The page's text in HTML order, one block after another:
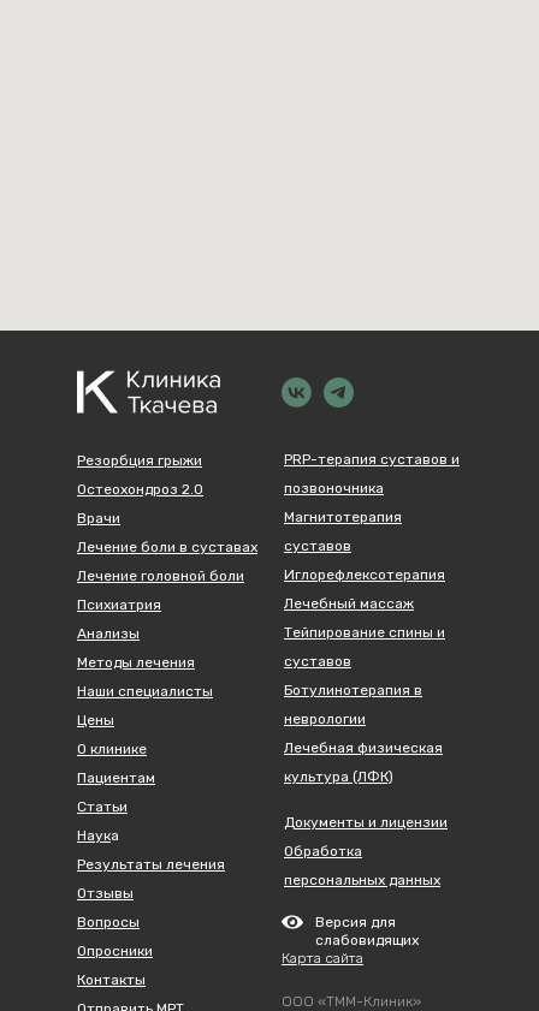
Резорбция грыжи
Остеохондроз 2.0
Врачи
Лечение боли в суставах
Лечение головной боли
Психиатрия
Анализы
Методы лечения
Наши специалисты
Цены
О клинике
Пациентам
Статьи
Наука
Результаты лечения
Отзывы
Вопросы
Опросники
Контакты
PRP-терапия суставов и
позвоночника
Магнитотерапия
суставов
Иглорефлексотерапия
Лечебный массаж
Тейпирование спины и
суставов
Ботулинотерапия в
неврологии
Лечебная физическая
культура (ЛФК)
Документы и лицензии
Обработка
персональных данных
Версия для
слабовидящих
Карта сайта
ООО «ТММ-Клиник»